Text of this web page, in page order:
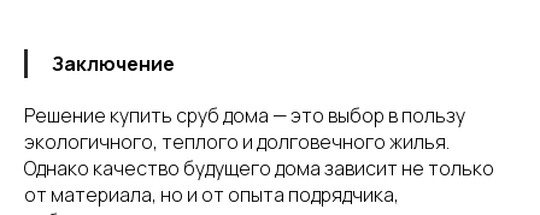
Заключение
Решение купить сруб дома — это выбор в пользу
экологичного, теплого и долговечного жилья.
Однако качество будущего дома зависит не только
от материала, но и от опыта подрядчика,